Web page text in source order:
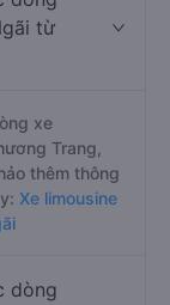
từ
xe
Trang,
thêm thông
Xe limousine
dòng